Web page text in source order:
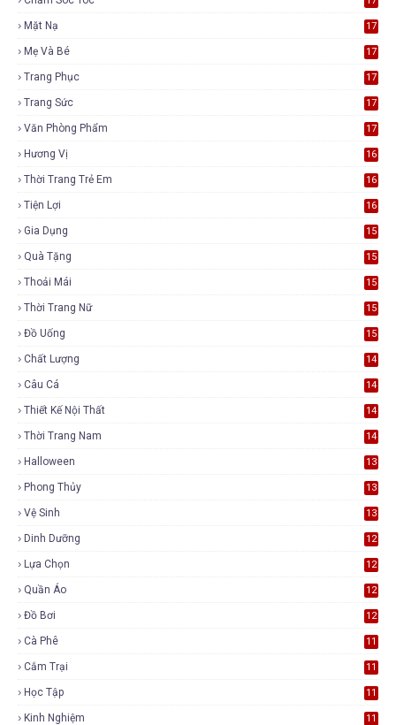
Mặt Nạ 17
Mẹ Và Bé 17
Trang Phục 17
Trang Sức 17
Văn Phòng Phẩm 17
Hương Vị 16
Thời Trang Trẻ Em 16
Tiện Lợi 16
Gia Dụng 15
Quà Tặng 15
Thoải Mái 15
Thời Trang Nữ 15
Đồ Uống 15
Chất Lượng 14
Câu Cá 14
Thiết Kế Nội Thất 14
Thời Trang Nam 14
Halloween 13
Phong Thủy 13
Vệ Sinh 13
Dinh Dưỡng 12
Lựa Chọn 12
Quần Áo 12
Đồ Bơi 12
Cà Phê 11
Cắm Trại 11
Học Tập 11
Kinh Nghiệm 11